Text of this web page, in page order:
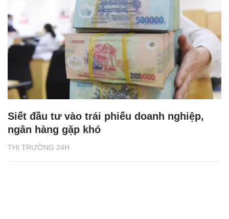
THỊ TRƯỜNG 24H
Siết đầu tư vào trái phiếu doanh nghiệp,
ngân hàng gặp khó